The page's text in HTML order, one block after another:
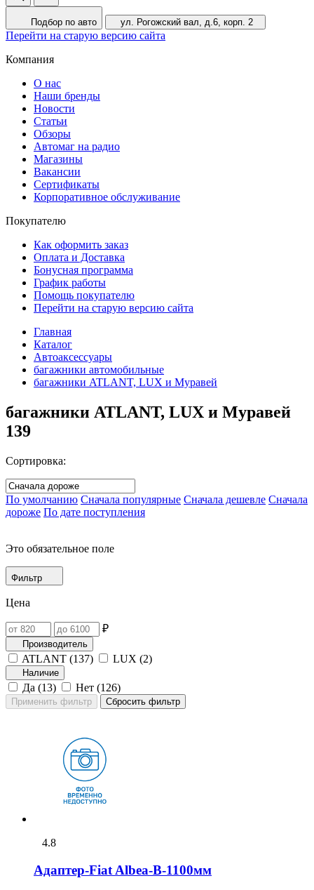
Подбор по авто ул. Рогожский вал, д.6, корп. 2
Перейти на старую версию сайта
Компания
О нас
Наши бренды
Новости
Статьи
Обзоры
Автомаг на радио
Магазины
Вакансии
Сертификаты
Корпоративное обслуживание
Покупателю
Как оформить заказ
Оплата и Доставка
Бонусная программа
График работы
Помощь покупателю
Перейти на старую версию сайта
Главная
Каталог
Автоаксессуары
багажники автомобильные
багажники ATLANT, LUX и Муравей
багажники ATLANT, LUX и Муравей
139
Сортировка:
По умолчанию Сначала популярные Сначала дешевле Сначала
дороже По дате поступления
Это обязательное поле
Фильтр
Цена
₽
Производитель
ATLANT (137) LUX (2)
Наличие
Да (13) Нет (126)
4.8
Адаптер-Fiat Albea-В-1100мм